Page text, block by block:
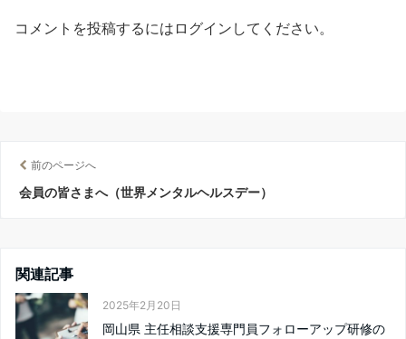
コメントを投稿するには ログイン してください。
前のページへ
会員の皆さまへ（世界メンタルヘルスデー）
関連記事
2025年2月20日
岡山県 主任相談支援専門員フォローアップ研修の